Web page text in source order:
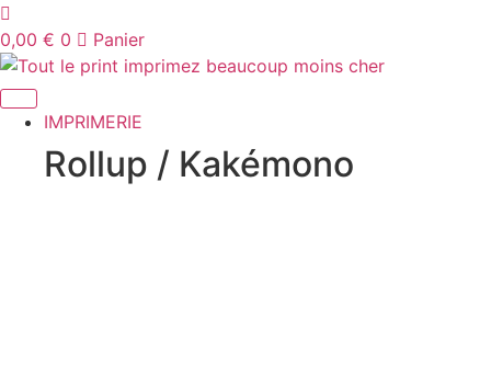
0,00 € 0 Panier
IMPRIMERIE
Rollup / Kakémono